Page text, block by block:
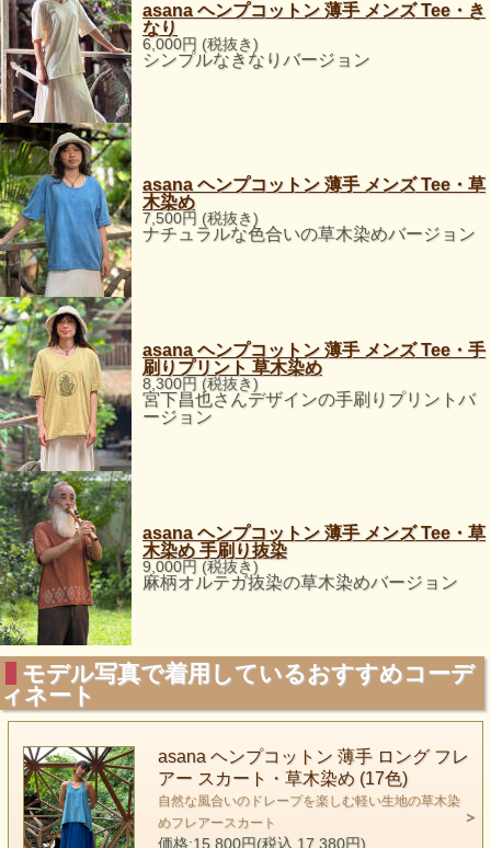
asana ヘンプコットン 薄手 メンズ Tee・き
なり
6,000円 (税抜き)
シンプルなきなりバージョン
asana ヘンプコットン 薄手 メンズ Tee・草
木染め
7,500円 (税抜き)
ナチュラルな色合いの草木染めバージョン
asana ヘンプコットン 薄手 メンズ Tee・手
刷りプリント 草木染め
8,300円 (税抜き)
宮下昌也さんデザインの手刷りプリントバ
ージョン
asana ヘンプコットン 薄手 メンズ Tee・草
木染め 手刷り抜染
9,000円 (税抜き)
麻柄オルテガ抜染の草木染めバージョン
モデル写真で着用しているおすすめコーデ
ィネート
asana ヘンプコットン 薄手 ロング フレ
アー スカート・草木染め (17色)
自然な風合いのドレープを楽しむ軽い生地の草木染
めフレアースカート
価格:15,800円(税込 17,380円)